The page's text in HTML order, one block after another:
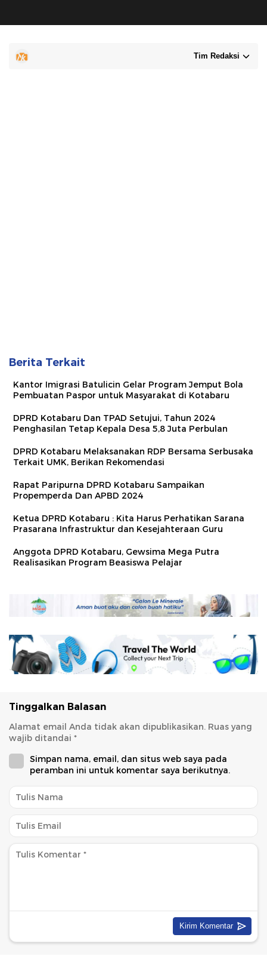
Tim Redaksi
Berita Terkait
Kantor Imigrasi Batulicin Gelar Program Jemput Bola
Pembuatan Paspor untuk Masyarakat di Kotabaru
DPRD Kotabaru Dan TPAD Setujui, Tahun 2024
Penghasilan Tetap Kepala Desa 5,8 Juta Perbulan
DPRD Kotabaru Melaksanakan RDP Bersama Serbusaka
Terkait UMK, Berikan Rekomendasi
Rapat Paripurna DPRD Kotabaru Sampaikan
Propemperda Dan APBD 2024
Ketua DPRD Kotabaru : Kita Harus Perhatikan Sarana
Prasarana Infrastruktur dan Kesejahteraan Guru
Anggota DPRD Kotabaru, Gewsima Mega Putra
Realisasikan Program Beasiswa Pelajar
Tinggalkan Balasan
Alamat email Anda tidak akan dipublikasikan. Ruas yang
wajib ditandai *
Simpan nama, email, dan situs web saya pada
peramban ini untuk komentar saya berikutnya.